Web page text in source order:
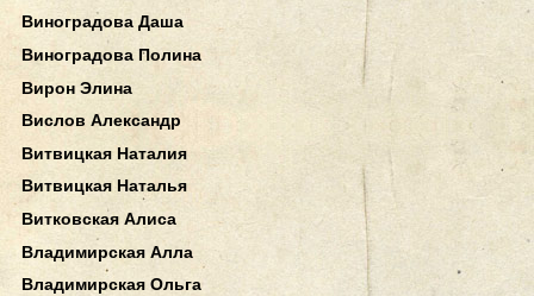
Виноградова Даша
Виноградова Полина
Вирон Элина
Вислов Александр
Витвицкая Наталия
Витвицкая Наталья
Витковская Алиса
Владимирская Алла
Владимирская Ольга